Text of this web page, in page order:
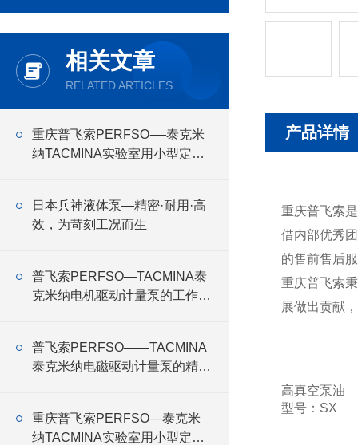
相关文章
RELATED ARTICLES
重庆普飞索PERFSO-—泰克米
纳TACMINA实验室用小型定量
日本兵神液体泵—精密·耐用·高
效，为苛刻工况而生
普飞索PERFSO—TACMINA泰
克米纳电机驱动计量泵的工作原
普飞索PERFSO——TACMINA
泰克米纳电磁驱动计量泵的精准
重庆普飞索PERFSO—泰克米
纳TACMINA实验室用小型定量
产品详情
重庆普飞索
借内部优秀
的售前售后
重庆普飞索
展做出贡献
高真空泵油
型号：SX